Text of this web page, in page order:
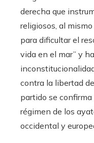
derecha que
religiosos, al
para dificultar el
vida en el mar” y
contra la libertad
partido se
régimen de los
occidental y